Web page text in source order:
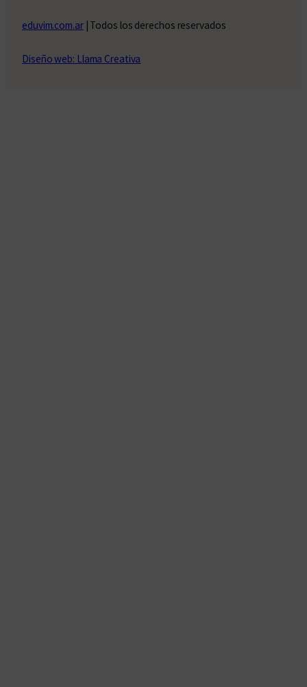
eduvim.com.ar| Todos los derechos reservados
Diseño web: Llama Creativa